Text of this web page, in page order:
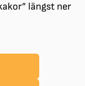
längst ner